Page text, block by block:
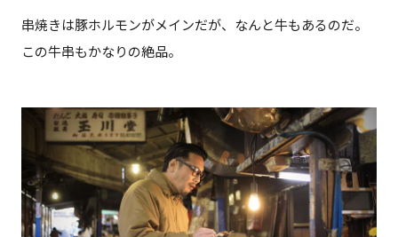
串焼きは豚ホルモンがメインだが、なんと牛もあるのだ。
この牛串もかなりの絶品。